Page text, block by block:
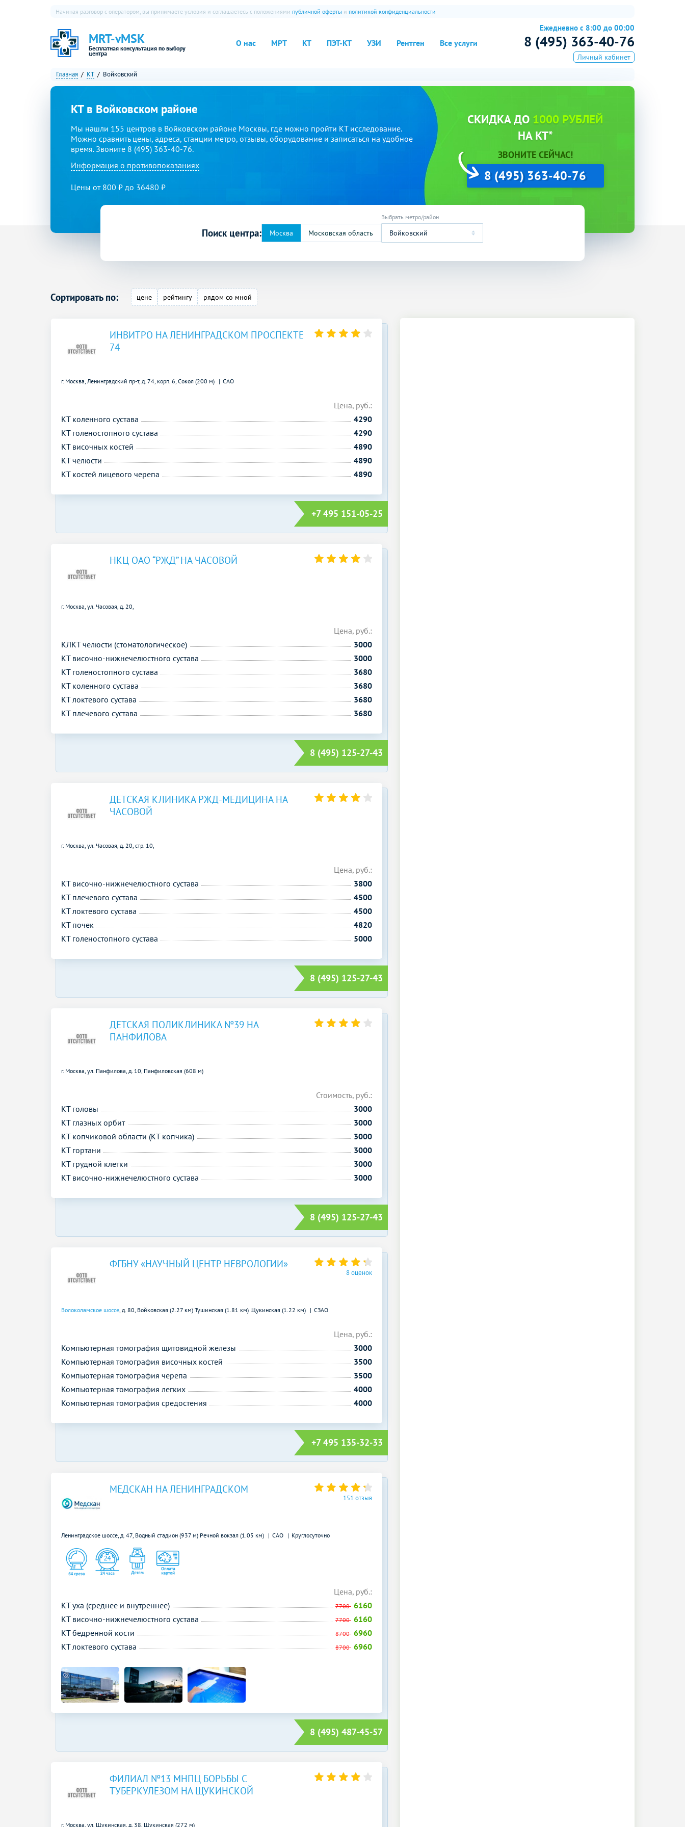
MRT-vMSK
Бесплатная консультация по выбору
центра
О нас МРТ КТ ПЭТ-КТ УЗИ Рентген Все услуги
Начиная разговор с оператором, вы принимаете условия и соглашаетесь с положениями публичной оферты и политикой конфиденциальности
Ежедневно с 8:00 до 00:00
8 (495) 363-40-76
Личный кабинет
Главная КТ Войковский
КТ в Войковском районе
Мы нашли 155 центров в Войковском районе Москвы, где можно пройти КТ исследование.
Можно сравнить цены, адреса, станции метро, отзывы, оборудование и записаться на удобное
время. Звоните 8 (495) 363-40-76.
Информация о противопоказаниях
Цены от 800 ₽ до 36480 ₽
СКИДКА ДО 1000 РУБЛЕЙ
НА КТ*
ЗВОНИТЕ СЕЙЧАС!
8 (495) 363-40-76
Поиск центра: Войковский
Сортировать по: цене рейтингу рядом со мной
ИНВИТРО НА ЛЕНИНГРАДСКОМ ПРОСПЕКТЕ
74
г. Москва, Ленинградский пр-т, д. 74, корп. 6, Сокол (200 м) САО
Цена, руб.:
КТ коленного сустава
4290
КТ голеностопного сустава
4290
КТ височных костей
4890
КТ челюсти
4890
КТ костей лицевого черепа
4890
+7 495 151-05-25
НКЦ ОАО “РЖД” НА ЧАСОВОЙ
г. Москва, ул. Часовая, д. 20,
Цена, руб.:
КЛКТ челюсти (стоматологическое)
3000
КТ височно-нижнечелюстного сустава
3000
КТ голеностопного сустава
3680
КТ коленного сустава
3680
КТ локтевого сустава
3680
КТ плечевого сустава
3680
8 (495) 125-27-43
ДЕТСКАЯ КЛИНИКА РЖД-МЕДИЦИНА НА
ЧАСОВОЙ
г. Москва, ул. Часовая, д. 20, стр. 10,
Цена, руб.:
КТ височно-нижнечелюстного сустава
3800
КТ плечевого сустава
4500
КТ локтевого сустава
4500
КТ почек
4820
КТ голеностопного сустава
5000
8 (495) 125-27-43
ДЕТСКАЯ ПОЛИКЛИНИКА №39 НА
ПАНФИЛОВА
г. Москва, ул. Панфилова, д. 10, Панфиловская (608 м)
Стоимость, руб.:
КТ головы
3000
КТ глазных орбит
3000
КТ копчиковой области (КТ копчика)
3000
КТ гортани
3000
КТ грудной клетки
3000
КТ височно-нижнечелюстного сустава
3000
8 (495) 125-27-43
ФГБНУ «НАУЧНЫЙ ЦЕНТР НЕВРОЛОГИИ»
8 оценок
Волоколамское шоссе , д. 80, Войковская (2.27 км) Тушинская (1.81 км) Щукинская (1.22 км) СЗАО
Цена, руб.:
Компьютерная томография щитовидной железы
3000
Компьютерная томография височных костей
3500
Компьютерная томография черепа
3500
Компьютерная томография легких
4000
Компьютерная томография средостения
4000
+7 495 135-32-33
МЕДСКАН НА ЛЕНИНГРАДСКОМ
151 отзыв
Ленинградское шоссе, д. 47, Водный стадион (937 м) Речной вокзал (1.05 км) САО Круглосуточно
Цена, руб.:
КТ уха (среднее и внутреннее)
7700 6160
КТ височно-нижнечелюстного сустава
7700 6160
КТ бедренной кости
8700 6960
КТ локтевого сустава
8700 6960
8 (495) 487-45-57
ФИЛИАЛ №13 МНПЦ БОРЬБЫ С
ТУБЕРКУЛЕЗОМ НА ЩУКИНСКОЙ
г. Москва, ул. Щукинская, д. 38, Щукинская (272 м)